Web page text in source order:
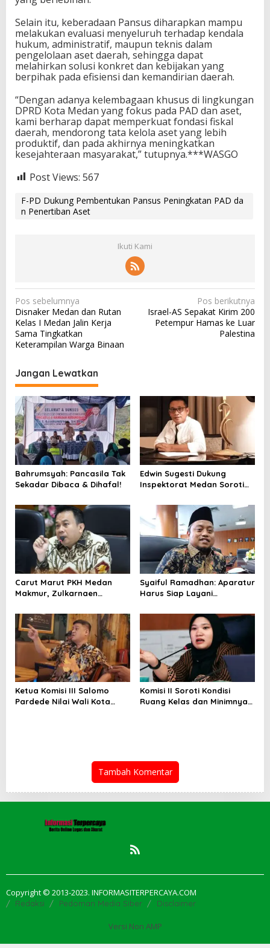
Selain itu, keberadaan Pansus diharapkan mampu
melakukan evaluasi menyeluruh terhadap kendala
hukum, administratif, maupun teknis dalam
pengelolaan aset daerah, sehingga dapat
melahirkan solusi konkret dan kebijakan yang
berpihak pada efisiensi dan kemandirian daerah.
“Dengan adanya kelembagaan khusus di lingkungan
DPRD Kota Medan yang fokus pada PAD dan aset,
kami berharap dapat memperkuat fondasi fiskal
daerah, mendorong tata kelola aset yang lebih
produktif, dan pada akhirnya meningkatkan
kesejahteraan masyarakat,” tutupnya.***WASGO
Post Views: 567
F-PD Dukung Pembentukan Pansus Peningkatan PAD da
n Penertiban Aset
Ikuti Kami
N
a
v
i
g
a
s
i
p
o
s
Pos sebelumnya
Disnaker Medan dan Rutan
Kelas I Medan Jalin Kerja
Sama Tingkatkan
Keterampilan Warga Binaan
Pos berikutnya
Israel-AS Sepakat Kirim 200
Petempur Hamas ke Luar
Palestina
Jangan Lewatkan
Bahrumsyah: Pancasila Tak
Sekadar Dibaca & Dihafal!
Edwin Sugesti Dukung
Inspektorat Medan Soroti
Terkait Rendahnya Serapan
Anggaran
Carut Marut PKH Medan
Makmur, Zulkarnaen
Pemko Salurkan Bansos
Syaiful Ramadhan: Aparatur
Harus Siap Layani
Senang
Ketua Komisi III Salomo
Pardede Nilai Wali Kota
Komisi II Soroti Kondisi
Ruang Kelas dan Minimnya
Tambah Komentar
Copyright © 2013-2023. INFORMASITERPERCAYA.COM
Redaksi Pedoman Media Siber Disclaimer
Versi Non AMP